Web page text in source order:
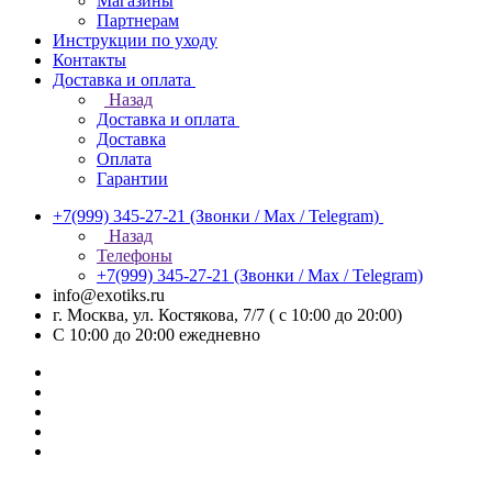
Партнерам
Инструкции по уходу
Контакты
Доставка и оплата
Назад
Доставка и оплата
Доставка
Оплата
Гарантии
+7(999) 345-27-21 (Звонки / Max / Telegram)
Назад
Телефоны
+7(999) 345-27-21 (Звонки / Max / Telegram)
info@exotiks.ru
г. Москва, ул. Костякова, 7/7 ( с 10:00 до 20:00)
С 10:00 до 20:00 ежедневно